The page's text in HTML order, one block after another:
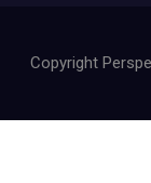
Copyright